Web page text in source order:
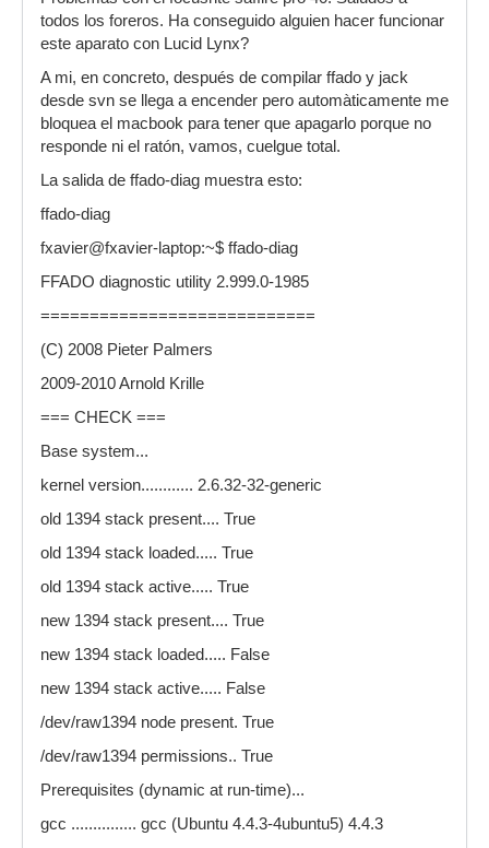
Prerequisites (static at compile-time)...
g++ ............... g++ (Ubuntu 4.4.3-4ubuntu5)
4.4.3
PyQt4 (by pyuic4) . Python User Interface
Compiler 4.7.2 for Qt version 4.6.2
jackd ............. jackd version 0.118.0 tmpdir
libraw1394 ........ 2.0.4
flags ........... -lraw1394
libavc1394 ........ Package libavc1394 was not
found in the pkg-config search path.
flags ........... Package libavc1394 was not found
-I/usr/include/glibmm-2.4 -I/usr/lib/glibmm-
2.4/include -I/usr/include/sigc++-2.0 -
I/usr/lib/sigc++-2.0/include -I/usr/include/glib-2.0 -
I/usr/lib/glib-2.0/include -pthread -lxml++-2.6 -
lxml2 -lglibmm-2.4 -lgobject-2.0 -lsigc-2.0 -
lgthread-2.0 -lrt -lglib-2.0
dbus-1 ............ 1.2.16
todos los foreros. Ha conseguido alguien hacer funcionar
este aparato con Lucid Lynx?
A mi, en concreto, después de compilar ffado y jack
desde svn se llega a encender pero automàticamente me
bloquea el macbook para tener que apagarlo porque no
responde ni el ratón, vamos, cuelgue total.
La salida de ffado-diag muestra esto:
ffado-diag
fxavier@fxavier-laptop:~$ ffado-diag
FFADO diagnostic utility 2.999.0-1985
============================
(C) 2008 Pieter Palmers
2009-2010 Arnold Krille
=== CHECK ===
Base system...
kernel version............ 2.6.32-32-generic
old 1394 stack present.... True
old 1394 stack loaded..... True
old 1394 stack active..... True
new 1394 stack present.... True
new 1394 stack loaded..... False
new 1394 stack active..... False
/dev/raw1394 node present. True
/dev/raw1394 permissions.. True
Prerequisites (dynamic at run-time)...
gcc ............... gcc (Ubuntu 4.4.3-4ubuntu5) 4.4.3